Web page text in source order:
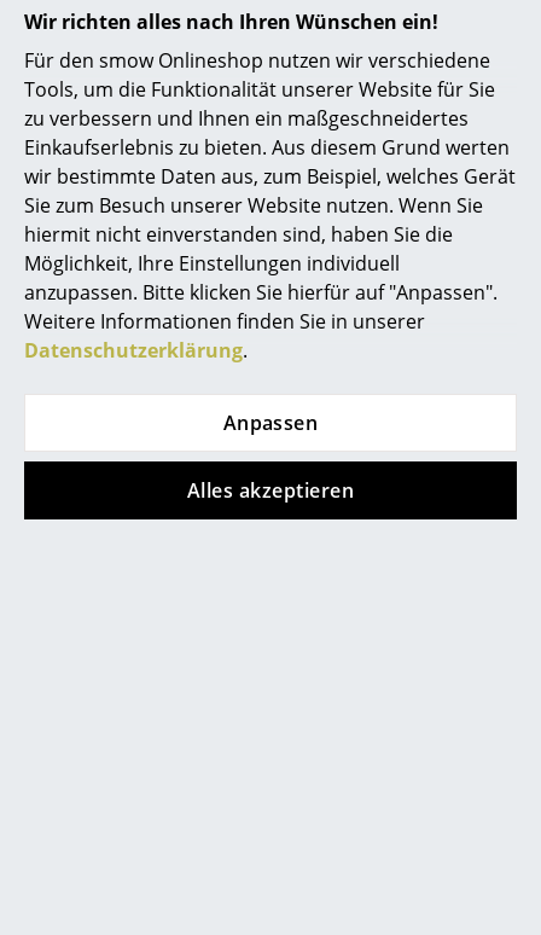
Wir richten alles nach Ihren Wünschen ein!
Für den smow Onlineshop nutzen wir verschiedene
Tools, um die Funktionalität unserer Website für Sie
zu verbessern und Ihnen ein maßgeschneidertes
Einkaufserlebnis zu bieten. Aus diesem Grund werten
wir bestimmte Daten aus, zum Beispiel, welches Gerät
Sie zum Besuch unserer Website nutzen. Wenn Sie
hiermit nicht einverstanden sind, haben Sie die
Möglichkeit, Ihre Einstellungen individuell
anzupassen. Bitte klicken Sie hierfür auf "Anpassen".
Weitere Informationen finden Sie in unserer
Datenschutzerklärung.
Anpassen
Alles akzeptieren
Doppelbetten
Einzelbetten
Stapelbetten
Kinderbetten
Nachttische & Bettzubehör
... alle Betten
Accessoires
Vasen
Schönbuch
Dots Stone
Wandhaken 5er Set
CHF 414.00
Sofort lieferbar